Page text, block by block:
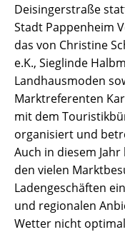
Deisingerstraße
Stadt Pappenheim
das von Christine
e.K., Sieglinde
Landhausmoden
Marktreferenten
mit dem
organisiert und
Auch in diesem
den vielen
Ladengeschäften
und regionalen
Wetter nicht